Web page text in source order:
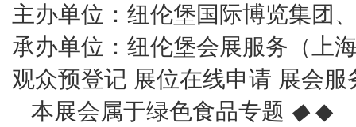
主办单位：纽伦堡国际博览集团
承办单位：纽伦堡会展服务（上
观众预登记 展位在线申请 展会
本展会属于绿色食品专题 ◆◆